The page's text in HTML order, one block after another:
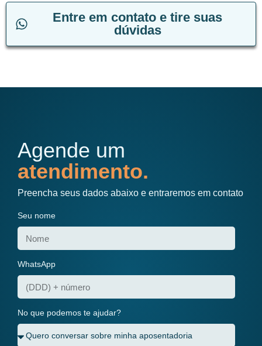
Entre em contato e tire suas
dúvidas
Agende um
atendimento.
Preencha seus dados abaixo e entraremos em contato
Seu nome
WhatsApp
No que podemos te ajudar?